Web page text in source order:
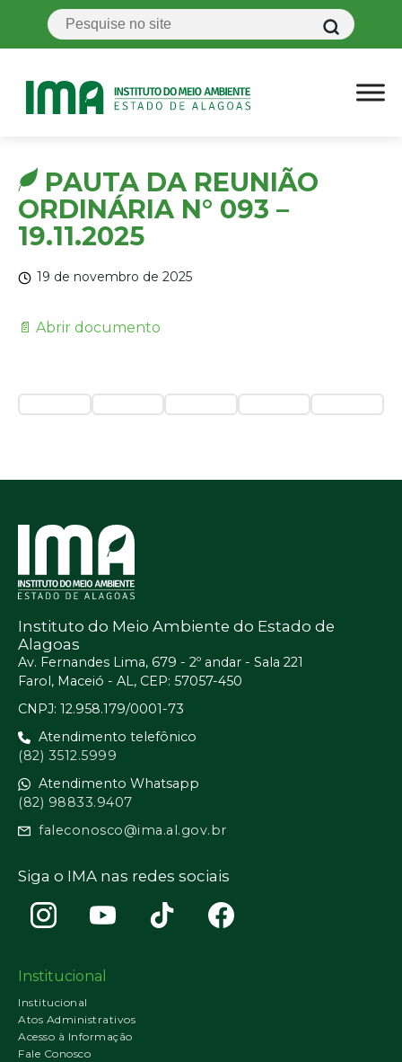
PAUTA DA REUNIÃO
ORDINÁRIA N° 093 –
19.11.2025
19 de novembro de 2025
📄 Abrir documento
Instituto do Meio Ambiente do Estado de
Alagoas
Av. Fernandes Lima, 679 - 2º andar - Sala 221
Farol, Maceió - AL, CEP: 57057-450
CNPJ: 12.958.179/0001-73
Atendimento telefônico
(82) 3512.5999
Atendimento Whatsapp
(82) 98833.9407
faleconosco@ima.al.gov.br
Siga o IMA nas redes sociais
Institucional
Institucional
Atos Administrativos
Acesso à Informação
Fale Conosco